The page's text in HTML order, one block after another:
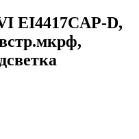
EI4417CAP-D,